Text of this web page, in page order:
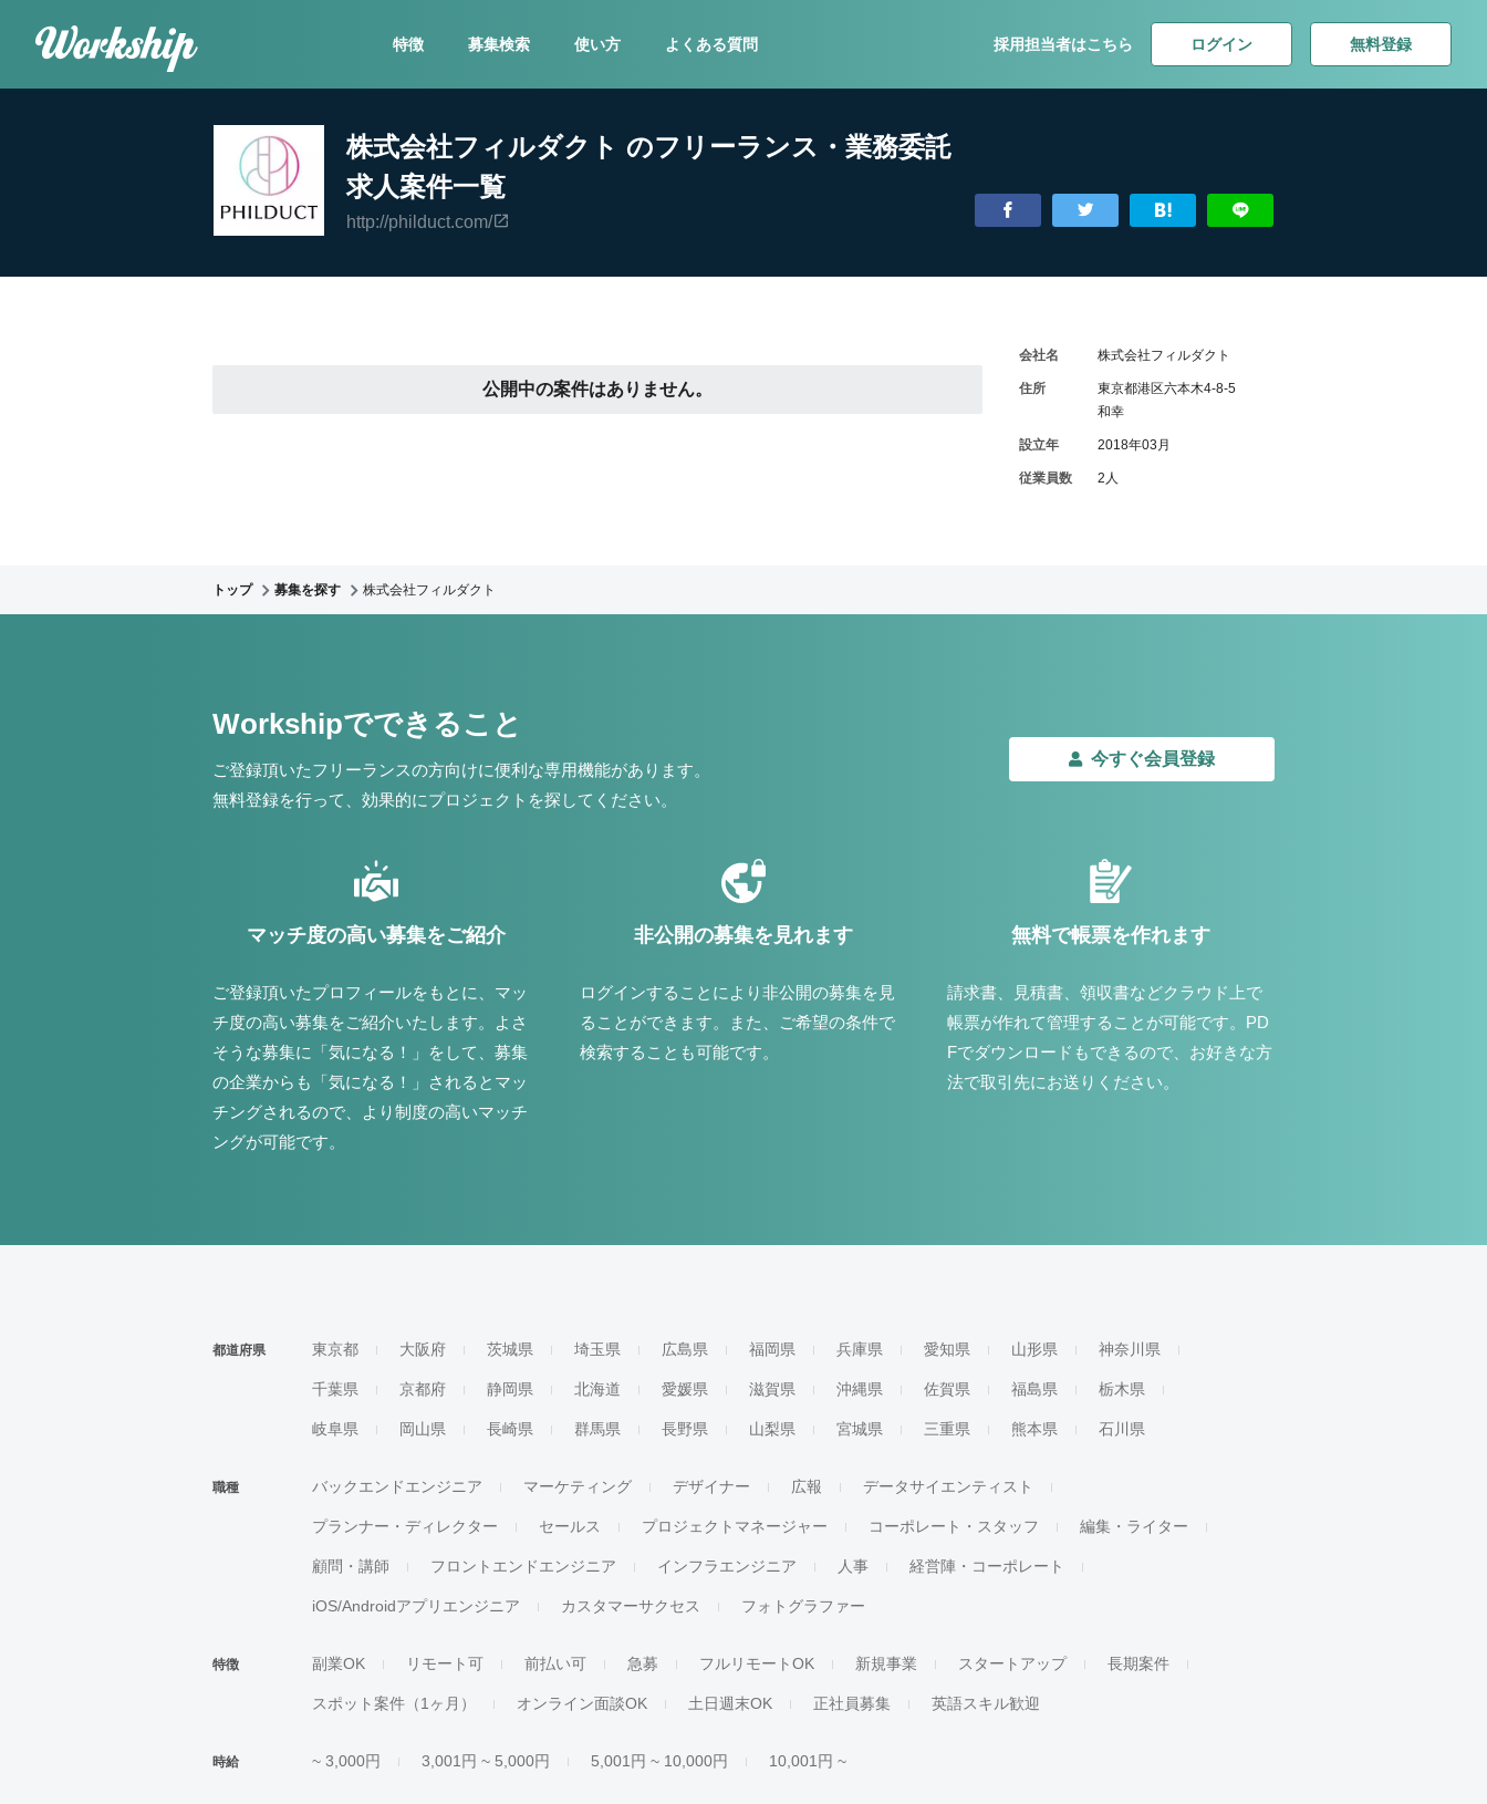
特徴 募集検索 使い方 よくある質問 採用担当者はこちら ログイン 無料登録
株式会社フィルダクト のフリーランス・業務委託
求人案件一覧
http://philduct.com/
公開中の案件はありません。
会社名 株式会社フィルダクト
住所
東京都港区六本木4-8-5
和幸
設立年 2018年03月
従業員数 2人
トップ 募集を探す 株式会社フィルダクト
Workshipでできること
ご登録頂いたフリーランスの方向けに便利な専用機能があります。
無料登録を行って、効果的にプロジェクトを探してください。
今すぐ会員登録
マッチ度の高い募集をご紹介
ご登録頂いたプロフィールをもとに、マッ
チ度の高い募集をご紹介いたします。よさ
そうな募集に「気になる！」をして、募集
の企業からも「気になる！」されるとマッ
チングされるので、より制度の高いマッチ
ングが可能です。
非公開の募集を見れます
ログインすることにより非公開の募集を見
ることができます。また、ご希望の条件で
検索することも可能です。
無料で帳票を作れます
請求書、見積書、領収書などクラウド上で
帳票が作れて管理することが可能です。PD
Fでダウンロードもできるので、お好きな方
法で取引先にお送りください。
都道府県 東京都 大阪府 茨城県 埼玉県 広島県 福岡県 兵庫県 愛知県 山形県 神奈川県
千葉県 京都府 静岡県 北海道 愛媛県 滋賀県 沖縄県 佐賀県 福島県 栃木県
岐阜県 岡山県 長崎県 群馬県 長野県 山梨県 宮城県 三重県 熊本県 石川県
職種 バックエンドエンジニア マーケティング デザイナー 広報 データサイエンティスト
プランナー・ディレクター セールス プロジェクトマネージャー コーポレート・スタッフ 編集・ライター
顧問・講師 フロントエンドエンジニア インフラエンジニア 人事 経営陣・コーポレート
iOS/Androidアプリエンジニア カスタマーサクセス フォトグラファー
特徴 副業OK リモート可 前払い可 急募 フルリモートOK 新規事業 スタートアップ 長期案件
スポット案件（1ヶ月） オンライン面談OK 土日週末OK 正社員募集 英語スキル歓迎
時給 ~ 3,000円 3,001円 ~ 5,000円 5,001円 ~ 10,000円 10,001円 ~